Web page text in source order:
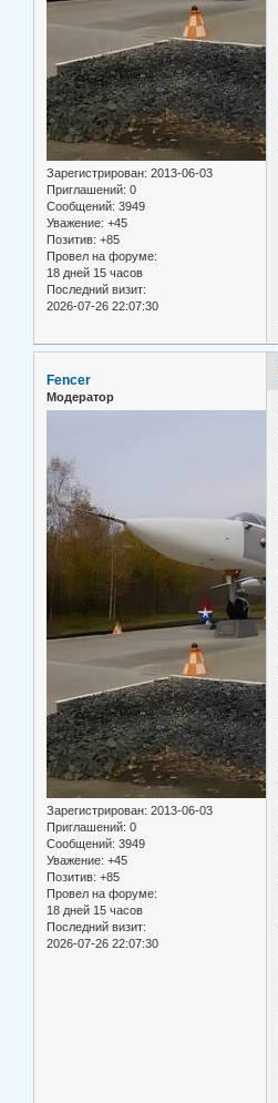
Зарегистрирован: 2013-06-03
Приглашений: 0
Сообщений: 3949
Уважение: +45
Позитив: +85
Провел на форуме:
18 дней 15 часов
Последний визит:
2026-07-26 22:07:30
Fencer
Модератор
Зарегистрирован: 2013-06-03
Приглашений: 0
Сообщений: 3949
Уважение: +45
Позитив: +85
Провел на форуме:
18 дней 15 часов
Последний визит:
2026-07-26 22:07:30